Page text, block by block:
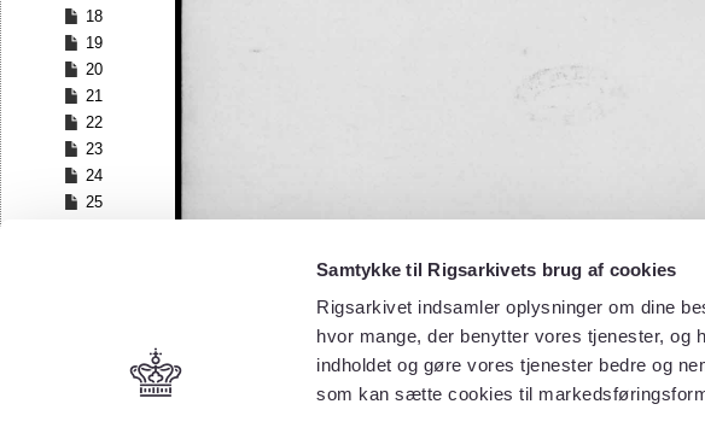
Samtykke til Rigsarkivets brug af cookies
Rigsarkivet indsamler oplysninger om dine
hvor mange, der benytter vores tjenester, og
indholdet og gøre vores tjenester bedre og
som kan sætte cookies til
18
19
20
21
22
23
24
25